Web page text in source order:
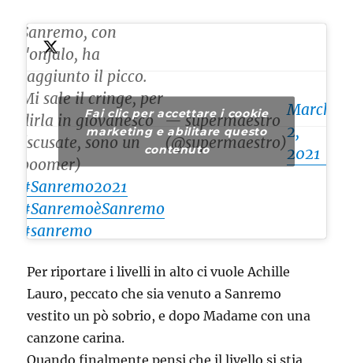
Sanremo, con
l'onfalo, ha
raggiunto il picco.
Mi sale il cringe, per
dirla in giovanesco
(scusate, sono un
boomer)
#Sanremo2021
#SanremoèSanremo
#sanremo
— supermaestro
(@supermaestro)
March
2,
2021
Fai clic per accettare i cookie
marketing e abilitare questo
contenuto
Per riportare i livelli in alto ci vuole Achille
Lauro, peccato che sia venuto a Sanremo
vestito un pò sobrio, e dopo Madame con una
canzone carina.
Quando finalmente pensi che il livello si stia